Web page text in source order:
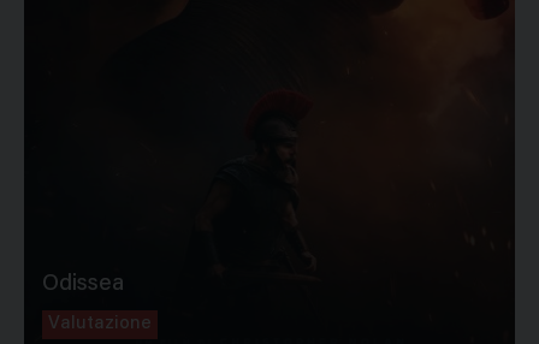
Odissea
Valutazione